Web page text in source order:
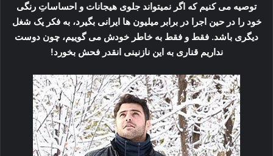
توصیه می کنیم که اگر نمیتواند جلوی هیجانات و احساساتِ رنگی
خود را در حین اجرا در برابر میلیون ها ایرانی بگیرد، به فکر یک شغل
دیگری باشد. فقط و فقط به خاطر خودش می گوییم، چون دوست
نداریم قناری به این نازنینی انقدر فحش بخورد!